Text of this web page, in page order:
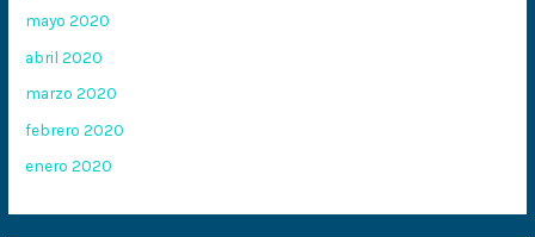
mayo 2020
abril 2020
marzo 2020
febrero 2020
enero 2020